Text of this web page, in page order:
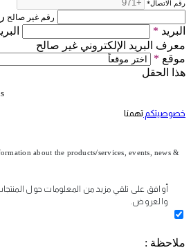
رقم الاتصال*
رقم غير صالح
البريد *
معرف البريد الإلكتروني غير صالح
موقع *
هذا الحقل
خصوصيتكم تهمنا
about the products/services, events, news &
أوافق على تلقي مزيد من المعلومات حول
والعروض.
ملاحظة :